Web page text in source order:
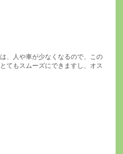
、人や車が少なくなるので、この
てもスムーズにできますし、オス